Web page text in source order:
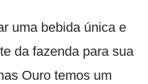
uma bebida única e
da fazenda para sua
Ouro temos um